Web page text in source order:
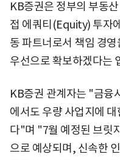
KB증권은 정부의 부동
접 에쿼티(Equity) 투자
동 파트너로서 책임 경
우선으로 확보하겠다는
KB증권 관계자는 "금융
에서도 우량 사업지에
다"며 "7월 예정된 브릿
으로 예상되며, 신속한